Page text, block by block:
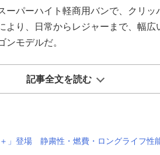
ーパーハイト軽商用バンで、クリッ
より、日常からレジャーまで、幅広
ンモデルだ。
記事全文を読む
＋」登場 静粛性・燃費・ロングライフ性